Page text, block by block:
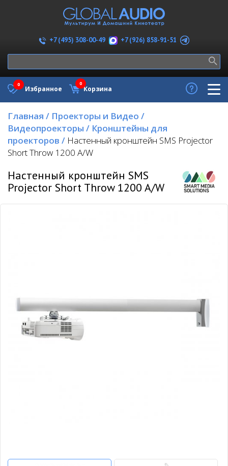
+7 (495) 308-00-49 +7 (926) 858-91-51
Избранное
0
Корзина
0
Главная / Проекторы и Видео /
Видеопроекторы / Кронштейны для
проекторов / Настенный кронштейн SMS Projector
Short Throw 1200 A/W
Настенный кронштейн SMS
Projector Short Throw 1200 A/W